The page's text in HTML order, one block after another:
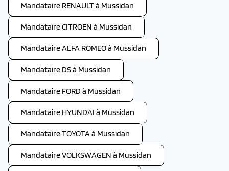
Mandataire RENAULT à Mussidan
Mandataire CITROEN à Mussidan
Mandataire ALFA ROMEO à Mussidan
Mandataire DS à Mussidan
Mandataire FORD à Mussidan
Mandataire HYUNDAI à Mussidan
Mandataire TOYOTA à Mussidan
Mandataire VOLKSWAGEN à Mussidan